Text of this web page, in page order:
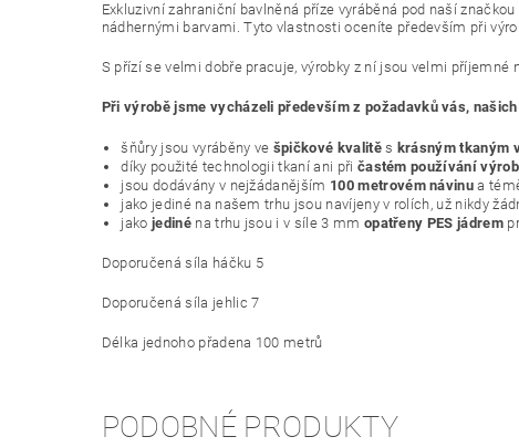
Exkluzivní zahraniční bavlněná příze vyráběná pod naší
nádhernými barvami. Tyto vlastnosti oceníte především při
S přízí se velmi dobře pracuje, výrobky z ní jsou velmi příjemné
Při výrobě jsme vycházeli především z požadavků vás,
šňůry jsou vyráběny ve špičkové kvalitěs krásným tkaným
díky použité technologii tkaní ani při častém používání
jsou dodávány v nejžádanějším 100 metrovém návinu a
jako jediné na našem trhu jsou navíjeny v rolích, už nikdy
jako jedinéna trhu jsou i v síle 3 mm opatřeny PES jádrem
Doporučená síla háčku 5
Doporučená síla jehlic 7
Délka jednoho přadena 100 metrů
PODOBNÉ PRODUKTY